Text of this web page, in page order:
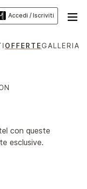
Accedi / Iscriviti
OFFERTEGALLERIA
con queste
esclusive.